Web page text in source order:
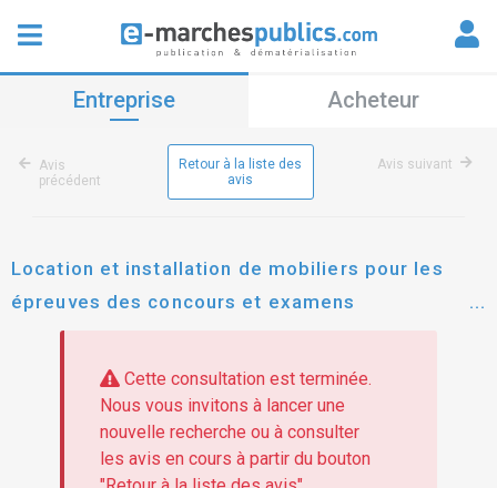
Entreprise Acheteur
Avis
précédent
Retour à la liste des
avis
Avis suivant
Location et installation de mobiliers pour les
épreuves des concours et examens
professionnels organisés par le cdg13
Cette consultation est terminée.
Nous vous invitons à lancer une
nouvelle recherche ou à consulter
les avis en cours à partir du bouton